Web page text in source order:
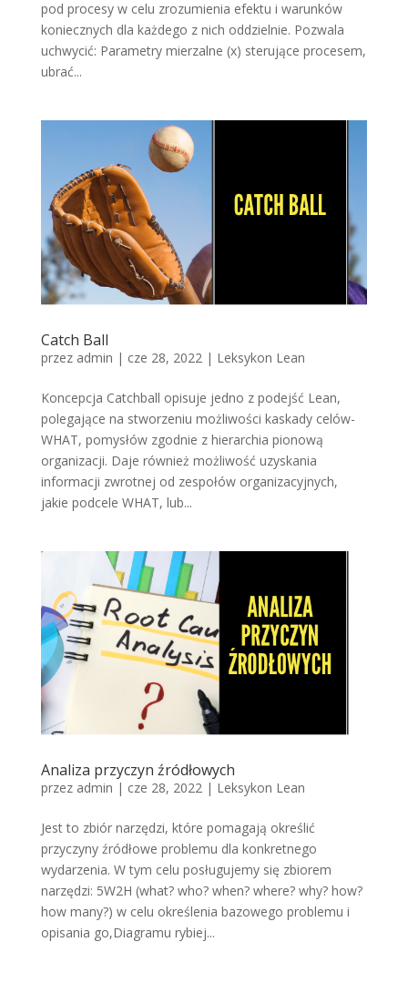
pod procesy w celu zrozumienia efektu i warunków
koniecznych dla każdego z nich oddzielnie. Pozwala
uchwycić: Parametry mierzalne (x) sterujące procesem,
ubrać...
Catch Ball
przez admin | cze 28, 2022 | Leksykon Lean
Koncepcja Catchball opisuje jedno z podejść Lean,
polegające na stworzeniu możliwości kaskady celów-
WHAT, pomysłów zgodnie z hierarchia pionową
organizacji. Daje również możliwość uzyskania
informacji zwrotnej od zespołów organizacyjnych,
jakie podcele WHAT, lub...
Analiza przyczyn źródłowych
przez admin | cze 28, 2022 | Leksykon Lean
Jest to zbiór narzędzi, które pomagają określić
przyczyny źródłowe problemu dla konkretnego
wydarzenia. W tym celu posługujemy się zbiorem
narzędzi: 5W2H (what? who? when? where? why? how?
how many?) w celu określenia bazowego problemu i
opisania go,Diagramu rybiej...